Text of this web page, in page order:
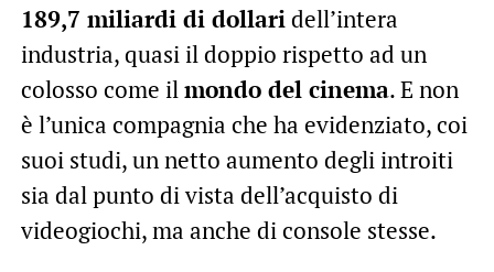
189,7 miliardi di dollaridell’intera
industria, quasi il doppio rispetto ad un
colosso come ilmondo del cinema. E non
è l’unica compagnia che ha evidenziato, coi
suoi studi, un netto aumento degli introiti
sia dal punto di vista dell’acquisto di
videogiochi, ma anche di console stesse.